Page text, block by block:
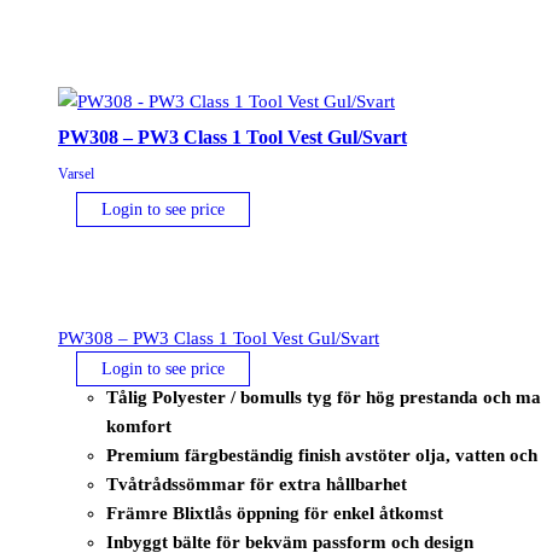
för
damer
mängd
PW308 – PW3 Class 1 Tool Vest Gul/Svart
Varsel
Login to see price
PW308 – PW3 Class 1 Tool Vest Gul/Svart
Login to see price
Tålig Polyester / bomulls tyg för hög prestanda och
komfort
Premium färgbeständig finish avstöter olja, vatten och
Tvåtrådssömmar för extra hållbarhet
Främre Blixtlås öppning för enkel åtkomst
Inbyggt bälte för bekväm passform och design